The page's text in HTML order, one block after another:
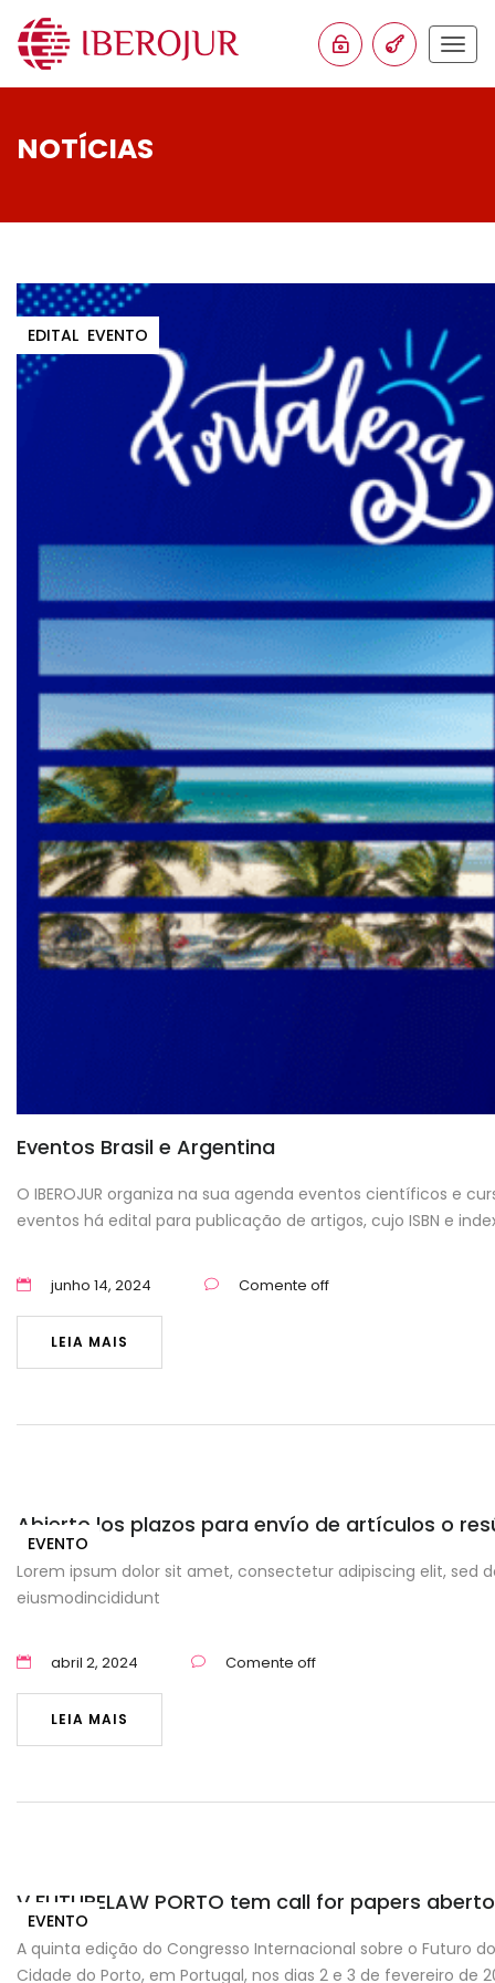
NOTÍCIAS
EDITAL EVENTO
Eventos Brasil e Argentina
O IBEROJUR organiza na sua agenda eventos científicos e
eventos há edital para publicação de artigos, cujo ISBN e
junho 14, 2024 Comente off
LEIA MAIS
EVENTO
Abierto los plazos para envío de artículos o
Lorem ipsum dolor sit amet, consectetur adipiscing elit, sed
eiusmodincididunt
abril 2, 2024 Comente off
LEIA MAIS
EVENTO
V FUTURELAW PORTO tem call for papers
A quinta edição do Congresso Internacional sobre o Futuro
Cidade do Porto, em Portugal, nos dias 2 e 3 de fevereiro de